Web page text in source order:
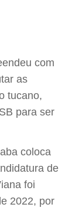
com
as
tucano,
para ser
coloca
de
foi
2022, por